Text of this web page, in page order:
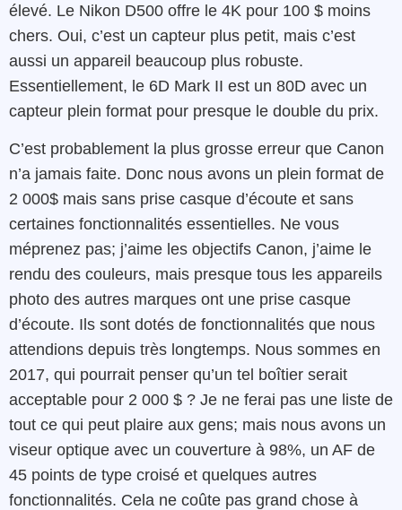
élevé. Le Nikon D500 offre le 4K pour 100 $ moins
chers. Oui, c’est un capteur plus petit, mais c’est
aussi un appareil beaucoup plus robuste.
Essentiellement, le 6D Mark II est un 80D avec un
capteur plein format pour presque le double du prix.
C’est probablement la plus grosse erreur que Canon
n’a jamais faite. Donc nous avons un plein format de
2 000$ mais sans prise casque d’écoute et sans
certaines fonctionnalités essentielles. Ne vous
méprenez pas; j’aime les objectifs Canon, j’aime le
rendu des couleurs, mais presque tous les appareils
photo des autres marques ont une prise casque
d’écoute. Ils sont dotés de fonctionnalités que nous
attendions depuis très longtemps. Nous sommes en
2017, qui pourrait penser qu’un tel boîtier serait
acceptable pour 2 000 $ ? Je ne ferai pas une liste de
tout ce qui peut plaire aux gens; mais nous avons un
viseur optique avec un couverture à 98%, un AF de
45 points de type croisé et quelques autres
fonctionnalités. Cela ne coûte pas grand chose à